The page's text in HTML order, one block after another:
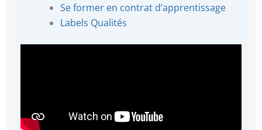
Se former en contrat d’apprentissage
Labels Qualités